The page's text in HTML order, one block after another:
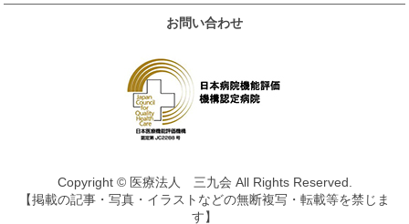
お問い合わせ
Copyright © 医療法人 三九会 All Rights Reserved.
【掲載の記事・写真・イラストなどの無断複写・転載等を禁じま
す】